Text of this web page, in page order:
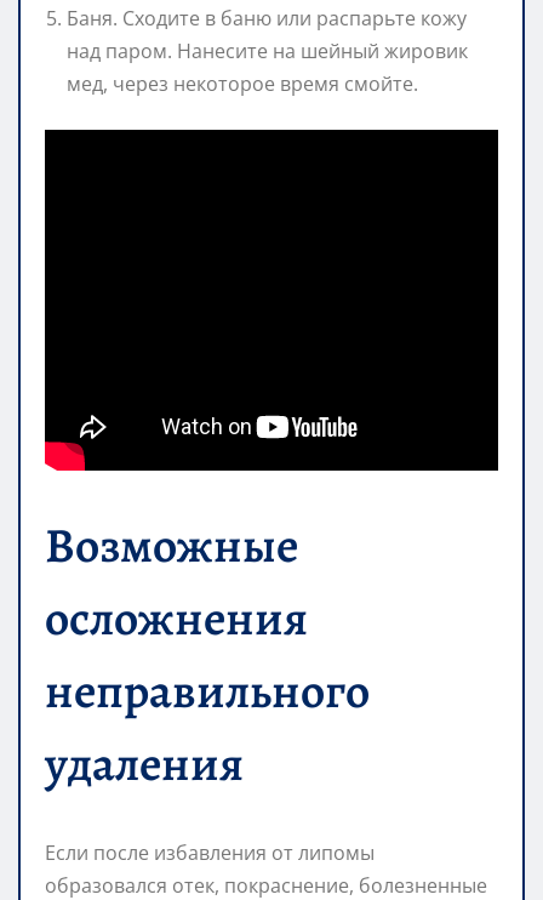
Баня. Сходите в баню или распарьте кожу
над паром. Нанесите на шейный жировик
мед, через некоторое время смойте.
Возможные
осложнения
неправильного
удаления
Если после избавления от липомы
образовался отек, покраснение, болезненные